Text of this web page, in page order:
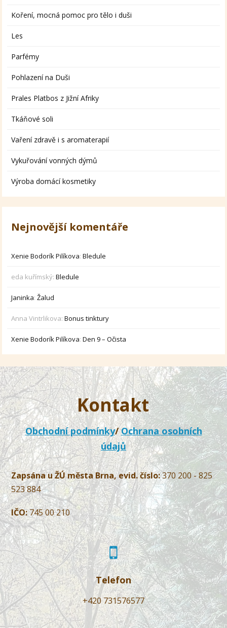
Koření, mocná pomoc pro tělo i duši
Les
Parfémy
Pohlazení na Duši
Prales Platbos z Jižní Afriky
Tkáňové soli
Vaření zdravě i s aromaterapií
Vykuřování vonných dýmů
Výroba domácí kosmetiky
Nejnovější komentáře
Xenie Bodorík Pilíkova:Bledule
eda kuřímský:Bledule
Janinka:Žalud
Anna Vintrlikova:Bonus tinktury
Xenie Bodorík Pilíkova:Den 9 – Očista
Kontakt
Obchodní podmínky/Ochrana osobních
údajů
Zapsána u ŽÚ města Brna, evid. číslo:370 200 - 825
523 884
IČO:745 00 210
Telefon
+420 731576577